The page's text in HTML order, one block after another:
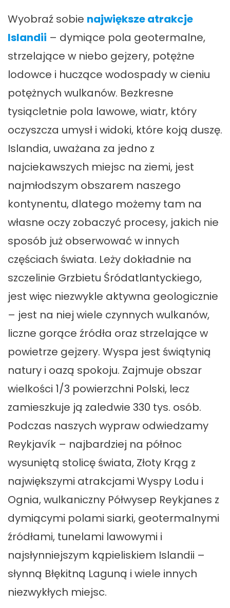
Wyobraź sobie największe atrakcje
Islandii – dymiące pola geotermalne,
strzelające w niebo gejzery, potężne
lodowce i huczące wodospady w cieniu
potężnych wulkanów. Bezkresne
tysiącletnie pola lawowe, wiatr, który
oczyszcza umysł i widoki, które koją duszę.
Islandia, uważana za jedno z
najciekawszych miejsc na ziemi, jest
najmłodszym obszarem naszego
kontynentu, dlatego możemy tam na
własne oczy zobaczyć procesy, jakich nie
sposób już obserwować w innych
częściach świata. Leży dokładnie na
szczelinie Grzbietu Śródatlantyckiego,
jest więc niezwykle aktywna geologicznie
– jest na niej wiele czynnych wulkanów,
liczne gorące źródła oraz strzelające w
powietrze gejzery. Wyspa jest świątynią
natury i oazą spokoju. Zajmuje obszar
wielkości 1/3 powierzchni Polski, lecz
zamieszkuje ją zaledwie 330 tys. osób.
Podczas naszych wypraw odwiedzamy
Reykjavík – najbardziej na północ
wysuniętą stolicę świata, Złoty Krąg z
największymi atrakcjami Wyspy Lodu i
Ognia, wulkaniczny Półwysep Reykjanes z
dymiącymi polami siarki, geotermalnymi
źródłami, tunelami lawowymi i
najsłynniejszym kąpieliskiem Islandii –
słynną Błękitną Laguną i wiele innych
niezwykłych miejsc.